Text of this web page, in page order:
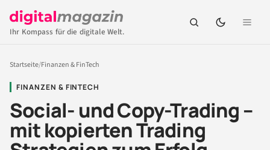
Ihr Kompass für die digitale Welt.
Startseite/Finanzen & FinTech
FINANZEN & FINTECH
Social- und Copy-Trading –
mit kopierten Trading